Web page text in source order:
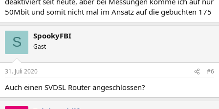
50Mbit und somit nicht mal im Ansatz auf die gebuchten 175
S SpookyFBI
Gast
31. Juli 2020 #6
Auch einen SVDSL Router angeschlossen?